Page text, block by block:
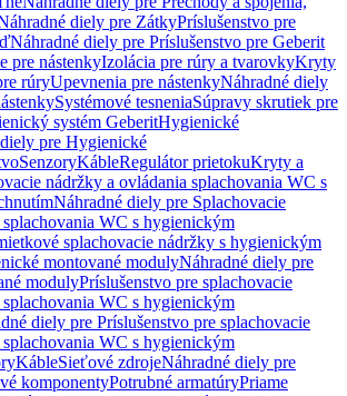
diely pre ZátkyPríslušenstvo pre
Náhradné diely pre Príslušenstvo pre Geberit
pre nástenkyIzolácia pre rúry a tvarovkyKryty
rúryUpevnenia pre nástenkyNáhradné diely
Systémové tesneniaSúpravy skrutiek pre
systém GeberitHygienické
pre Hygienické
SenzoryKábleRegulátor prietokuKryty a
nádržky a ovládania splachovania WC s
Náhradné diely pre Splachovacie
WC s hygienickým
splachovacie nádržky s hygienickým
montované modulyNáhradné diely pre
modulyPríslušenstvo pre splachovacie
WC s hygienickým
diely pre Príslušenstvo pre splachovacie
WC s hygienickým
KábleSieťové zdrojeNáhradné diely pre
komponentyPotrubné armatúryPriame